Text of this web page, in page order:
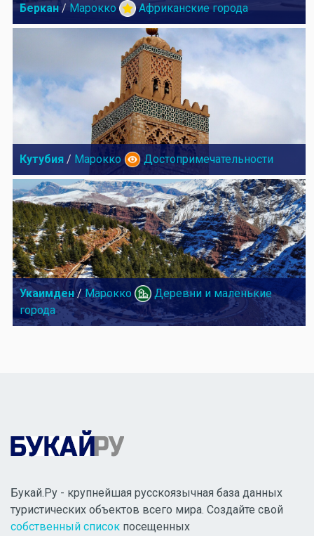
Беркан / Марокко Африканские города
Кутубия / Марокко Достопримечательности
Укаимден/ Марокко
Деревни и маленькие
города
Букай.Ру - крупнейшая русскоязычная база данных
туристических объектов всего мира. Создайте свой
собственный список посещенных